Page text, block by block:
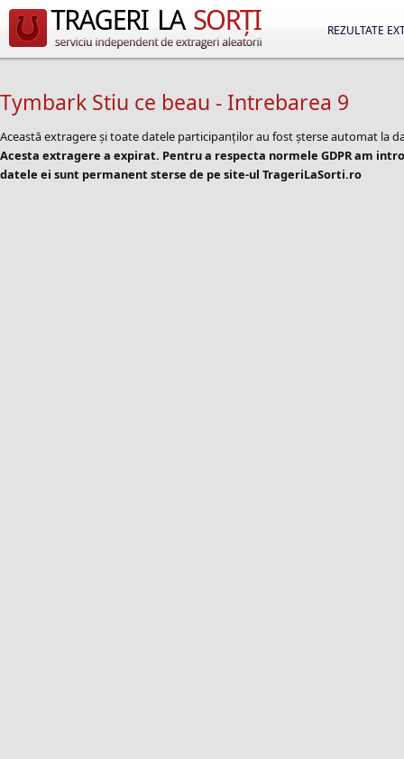
REZULTATE
Tymbark Stiu ce beau - Intrebarea 9
Această extragere și toate datele participanților au fost șterse automat la
Acesta extragere a expirat. Pentru a respecta normele GDPR am
datele ei sunt permanent sterse de pe site-ul TrageriLaSorti.ro